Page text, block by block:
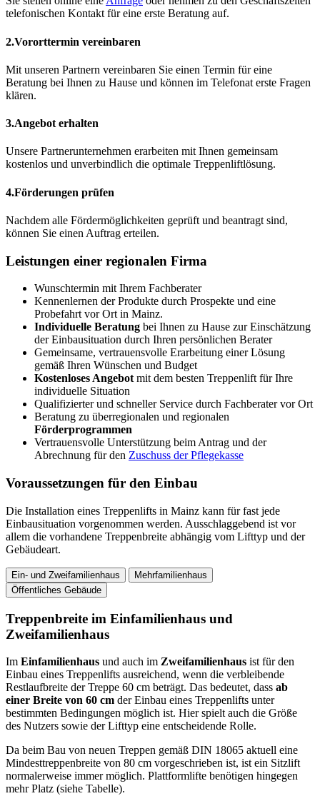
telefonischen Kontakt für eine erste Beratung auf.
2.Vororttermin vereinbaren
Mit unseren Partnern vereinbaren Sie einen Termin für eine
Beratung bei Ihnen zu Hause und können im Telefonat erste Fragen
klären.
3.Angebot erhalten
Unsere Partnerunternehmen erarbeiten mit Ihnen gemeinsam
kostenlos und unverbindlich die optimale Treppenliftlösung.
4.Förderungen prüfen
Nachdem alle Fördermöglichkeiten geprüft und beantragt sind,
können Sie einen Auftrag erteilen.
Leistungen einer regionalen Firma
Wunschtermin mit Ihrem Fachberater
Kennenlernen der Produkte durch Prospekte und eine
Probefahrt vor Ort in Mainz.
Individuelle Beratung bei Ihnen zu Hause zur Einschätzung
der Einbausituation durch Ihren persönlichen Berater
Gemeinsame, vertrauensvolle Erarbeitung einer Lösung
gemäß Ihren Wünschen und Budget
Kostenloses Angebotmit dem besten Treppenlift für Ihre
individuelle Situation
Qualifizierter und schneller Service durch Fachberater vor Ort
Beratung zu überregionalen und regionalen
Förderprogrammen
Vertrauensvolle Unterstützung beim Antrag und der
Abrechnung für den Zuschuss der Pflegekasse
Voraussetzungen für den Einbau
Die Installation eines Treppenlifts in Mainz kann für fast jede
Einbausituation vorgenommen werden. Ausschlaggebend ist vor
allem die vorhandene Treppenbreite abhängig vom Lifttyp und der
Gebäudeart.
Ein- und Zweifamilienhaus
Mehrfamilienhaus
Öffentliches Gebäude
Treppenbreite im Einfamilienhaus und
Zweifamilienhaus
Im Einfamilienhaus und auch im Zweifamilienhaus ist für den
Einbau eines Treppenlifts ausreichend, wenn die verbleibende
Restlaufbreite der Treppe 60 cm beträgt. Das bedeutet, dass ab
einer Breite von 60 cm der Einbau eines Treppenlifts unter
bestimmten Bedingungen möglich ist. Hier spielt auch die Größe
des Nutzers sowie der Lifttyp eine entscheidende Rolle.
Da beim Bau von neuen Treppen gemäß DIN 18065 aktuell eine
Mindesttreppenbreite von 80 cm vorgeschrieben ist, ist ein Sitzlift
normalerweise immer möglich. Plattformlifte benötigen hingegen
mehr Platz (siehe Tabelle).